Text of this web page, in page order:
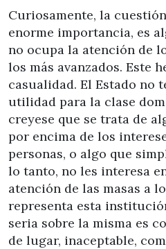
Curiosamente, la
enorme importancia, es
no ocupa la atención de
los más avanzados. Este
casualidad. El Estado no
utilidad para la clase
creyese que se trata de
por encima de los
personas, o algo que
lo tanto, no les interesa
atención de las masas a
representa esta
seria sobre la misma es
de lugar, inaceptable,